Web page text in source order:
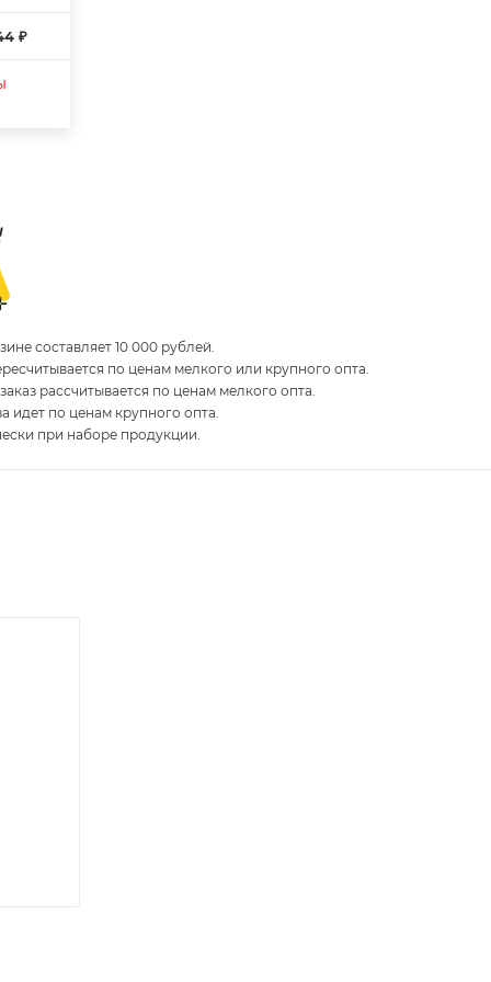
₽
составляет 10 000 рублей.
по ценам мелкого или крупного опта.
рассчитывается по ценам мелкого опта.
идет по ценам крупного опта.
при наборе продукции.